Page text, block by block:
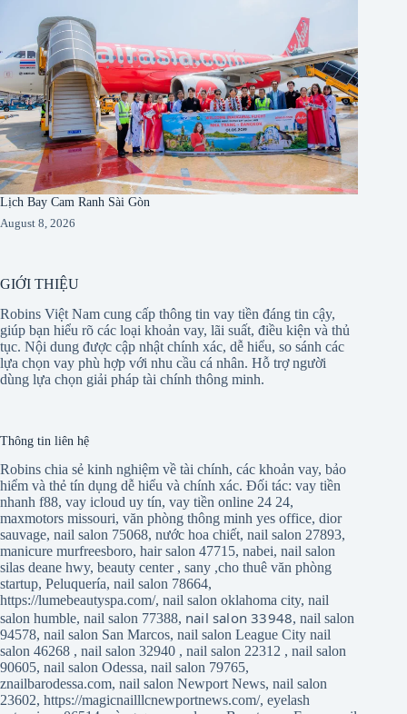
Lịch Bay Cam Ranh Sài Gòn
August 8, 2026
GIỚI THIỆU
Robins Việt Nam cung cấp thông tin vay tiền đáng tin cậy,
giúp bạn hiểu rõ các loại khoản vay, lãi suất, điều kiện và thủ
tục. Nội dung được cập nhật chính xác, dễ hiểu, so sánh các
lựa chọn vay phù hợp với nhu cầu cá nhân. Hỗ trợ người
dùng lựa chọn giải pháp tài chính thông minh.
Thông tin liên hệ
Robins chia sẻ kinh nghiệm về tài chính, các khoản vay, bảo
hiểm và thẻ tín dụng dễ hiểu và chính xác. Đối tác: vay tiền
nhanh f88, vay icloud uy tín, vay tiền online 24 24,
maxmotors missouri, văn phòng thông minh yes office, dior
sauvage, nail salon 75068, nước hoa chiết, nail salon 27893,
manicure murfreesboro, hair salon 47715, nabei, nail salon
silas deane hwy, beauty center, sany ,cho thuê văn phòng
startup, Peluquería, nail salon 78664,
https://lumebeautyspa.com/, nail salon oklahoma city, nail
salon humble, nail salon 77388, nail salon 33948,nail salon
94578, nail salon San Marcos, nail salon League City nail
salon 46268 , nail salon 32940 , nail salon 22312 , nail salon
90605, nail salon Odessa, nail salon 79765,
znailbarodessa.com, nail salon Newport News, nail salon
23602, https://magicnailllcnewportnews.com/, eyelash